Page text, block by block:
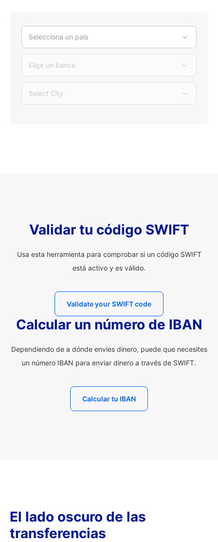
Selecciona un país
Elige un banco
Select City
Validar tu código SWIFT
Usa esta herramienta para comprobar si un código SWIFT
está activo y es válido.
Validate your SWIFT code
Calcular un número de IBAN
Dependiendo de a dónde envíes dinero, puede que necesites
un número IBAN para enviar dinero a través de SWIFT.
Calcular tu IBAN
El lado oscuro de las
transferencias